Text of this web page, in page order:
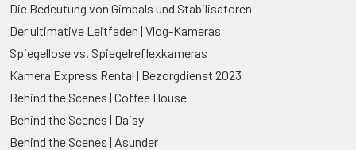
Die Bedeutung von Gimbals und Stabilisatoren
Der ultimative Leitfaden | Vlog-Kameras
Spiegellose vs. Spiegelreflexkameras
Kamera Express Rental | Bezorgdienst 2023
Behind the Scenes | Coffee House
Behind the Scenes | Daisy
Behind the Scenes | Asunder